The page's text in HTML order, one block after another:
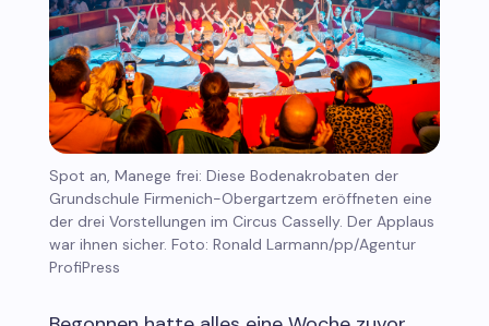
Spot an, Manege frei: Diese Bodenakrobaten der
Grundschule Firmenich-Obergartzem eröffneten eine
der drei Vorstellungen im Circus Casselly. Der Applaus
war ihnen sicher. Foto: Ronald Larmann/pp/Agentur
ProfiPress